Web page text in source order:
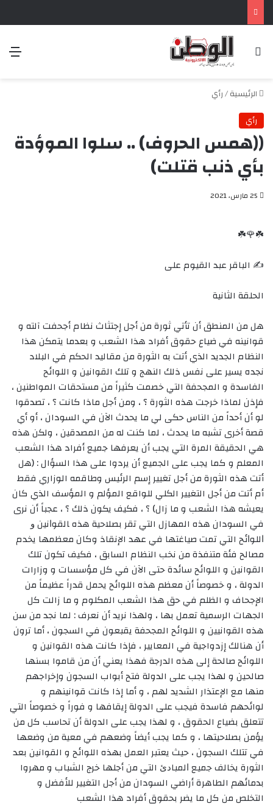
بحث عن
الرئيسية/رأي
رأي
((همس الحروف) .. سلوا الموؤدة
بأي ذنب قتلت)
25 مارس، 2021
☘️🌹☘️
✍️ الباقر عبد القيوم على
الحلقة الثانية
هل من المنطق أن تأتي ثورة من أجل إجتثاث نظام أجحفت آلته و
قوانينه في ضياع حقوق أفراد هذا الشعب و بعدما يتمكن هذا
النظام الجديد الذي أتت به الثورة من مقاليد الحكم في البلاد
نجده يسير على نفس ذلك النهج و تلك القوانين و اللوائح
الفاسدة و المجحفة التي خصمت كثيراً من مستحقات المواطنين ،
فإذن لماذا خرجت هذه الثورة ؟ ، ومن أجل ماذا كانت ؟ ، تصدقوا
لو أن أحداً من الناس حكى لي ما يحدث الآن في السودان ، أو أي
قصة أخرى تشبه ما يحدث ، لما كنت له من المصدقين ، ولكن هذه
هي الحقيقة المرة التي يجب أن يعرفها جميع أفراد هذا الشعب
المعلم و كما يجب على الجميع أن يردوا على هذا السؤال : (هل
أتت هذه الثورة من أجل تغيير إسم الرئيس وطاقمه الوزاري فقط
أم أتت من أجل التغيير الكلي للواقع المؤلم و المؤسف الذي كان
يعيشه هذا الشعب و ما زال) ؟ ، فكيف يكون ذلك ؟ ، عجباً أن نرى
في السودان هذه المهازل التي تقر بصلاحية هذه ﺎﻟﻘﻮﺍﻧﻴﻦ ﻭ
ﺍﻟﻠﻮﺍﺋﺢ التي تمت صياغتها في عهد الإنقاذ وكان معظمها يخدم
مصالح فئة متنفذة من نخب النظام السابق ، فكيف تكون تلك
القوانين و اللوائح سائدة حتى الآن في كل مؤسسات و وزارات
الدولة ، و خصوصاً أن معظم هذه اللوائح يحمل قدراً عظيماً من
الإجحاف و الظلم في حق هذا الشعب المكلوم و ما زالت كل
الجهات الرسمية تعمل بها ، ولهذا نريد أن نعرف : لما نجد من سن
هذه القوانيين و اللوائح المجحفة يقبعون في السجون ، أما ترون
أن هنالك إزدواجية في المعايير ، فإذا كانت هذه القوانين و
اللوائح صالحة إلى هذه الدرجة فهذا يعني أن من قاموا بسنها
صالحين و لهذا يجب على الدولة فتح أبواب السجون وإخراجهم
منها مع الإعتذار الشديد لهم ، و أما إذا كانت قوانينهم و
لوائحهم فاسدة فيجب على الدولة إيقافها و فوراً و خصوصاً التي
تتعلق بضياع الحقوق ، و لهذا يجب على الدولة أن تحاسب كل من
يؤمن بصلاحيتها ، و كما يجب أيضاً وضعهم في معية من وضعها
في تتلك السجون ، حيث يعتبر العمل بهذه اللوائح و القوانين بعد
الثورة يخالف جميع ﺍﻟﻤﺒﺎﺩﺉ التي من أجلها خرج الشباب و مهروا
بدمائهم الطاهرة أراضي السودان من أجل التغيير للأفضل و
التخلص من كل ما يضر بحقوق أفراد هذا الشعب